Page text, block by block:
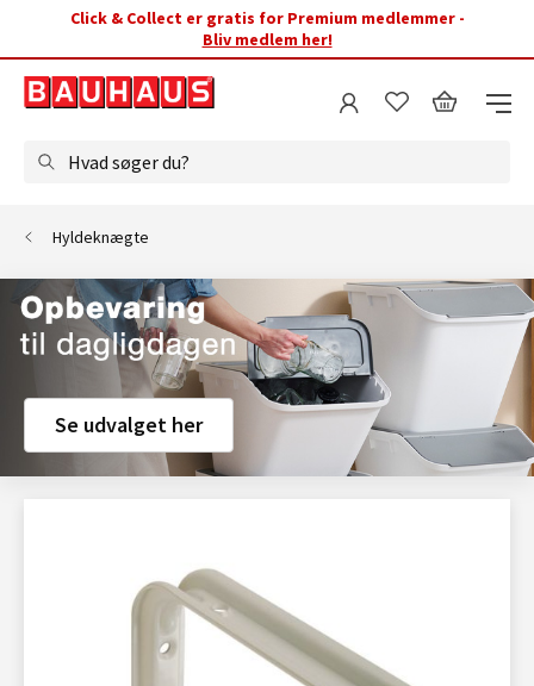
Click & Collect er gratis for Premium medlemmer -
Bliv medlem her!
Hvad søger du?
Hyldeknægte
Se udvalget her